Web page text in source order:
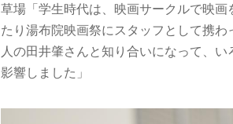
草場「学生時代は、映画サークルで映
たり湯布院映画祭にスタッフとして携
人の田井肇さんと知り合いになって、
影響しました」